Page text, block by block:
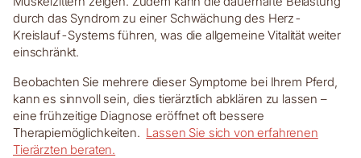
durch das Syndrom zu einer Schwächung des Herz-
Kreislauf-Systems führen, was die allgemeine Vitalität weiter
einschränkt.
Beobachten Sie mehrere dieser Symptome bei Ihrem Pferd,
kann es sinnvoll sein, dies tierärztlich abklären zu lassen –
eine frühzeitige Diagnose eröffnet oft bessere
Therapiemöglichkeiten. Lassen Sie sich von erfahrenen
Tierärzten beraten.